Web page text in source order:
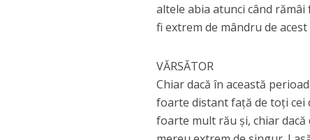
altele abia atunci când
fi extrem de mândru de acest
VĂRSĂTOR
Chiar dacă în această
foarte distant față de toți cei
foarte mult rău și, chiar